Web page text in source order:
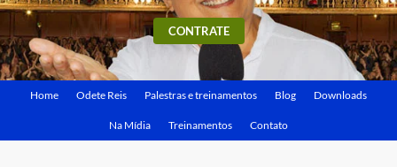
CONTRATE
Home Odete Reis Palestras e treinamentos Blog Downloads
Na Mídia Treinamentos Contato